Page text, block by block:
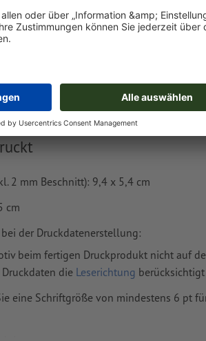
CHF 49.36 CHF
Visitenkarten, 9,0 x 5,0
2 mm Beschnitt): 9,4 x 5,4 cm
cm
der Druckdatenerstellung:
beim fertigen Druckprodukt nicht auf
die Leserichtung
eine Schriftgröße von mindestens 6 pt